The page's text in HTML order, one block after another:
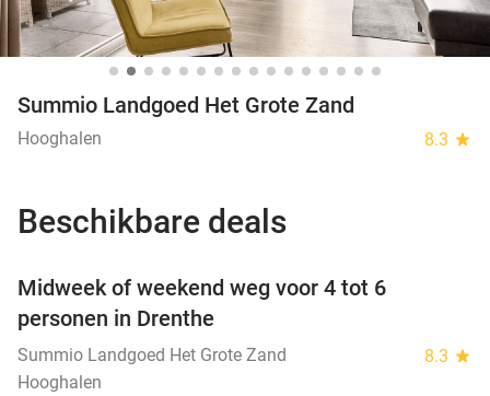
Summio Landgoed Het Grote Zand
Hooghalen 8.3 star
Beschikbare deals
Midweek of weekend weg voor 4 tot 6
personen in Drenthe
Summio Landgoed Het Grote Zand 8.3 star
Hooghalen